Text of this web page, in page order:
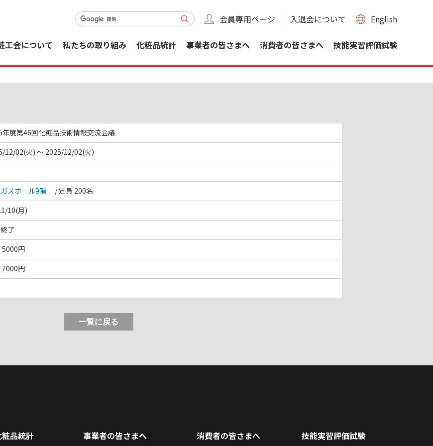
会員専用ページ 入退会について English
工会について 私たちの取り組み 化粧品統計 事業者の皆さまへ 消費者の皆さまへ 技能実習評価試験
年度第46回化粧品技術情報交流会議
12/02(火) ～ 2025/12/02(火)
スホール9階 / 定員 200名
10(月)
了
5000円
7000円
品統計
事業者の皆さまへ
消費者の皆さまへ
技能実習評価試験